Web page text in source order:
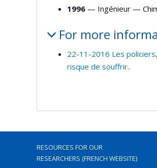
1996 — Ingénieur —
For more
22-11-2016 Les
risque de souffrir..
RESOURCES FOR OUR
RESEARCHERS (FRENCH WEBSITE)